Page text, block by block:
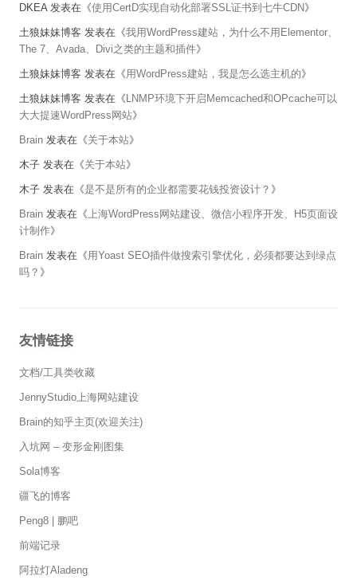
DKEA 发表在《使用CertD实现自动化部署SSL证书到七牛CDN》
土狼妹妹博客 发表在《我用WordPress建站，为什么不用Elementor、
The 7、Avada、Divi之类的主题和插件》
土狼妹妹博客 发表在《用WordPress建站，我是怎么选主机的》
土狼妹妹博客 发表在《LNMP环境下开启Memcached和OPcache可以
大大提速WordPress网站》
Brain 发表在《关于本站》
木子 发表在《关于本站》
木子 发表在《是不是所有的企业都需要花钱投资设计？ 》
Brain 发表在《 上海WordPress网站建设、微信小程序开发、H5页面设
计制作》
Brain 发表在《用Yoast SEO插件做搜索引擎优化，必须都要达到绿点
吗？ 》
友情链接
文档/工具类收藏
JennyStudio上海网站建设
Brain的知乎主页(欢迎关注)
入坑网 – 变形金刚图集
Sola博客
疆飞的博客
Peng8 | 鹏吧
前端记录
阿拉灯Aladeng